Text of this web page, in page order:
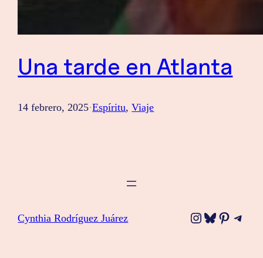
Una tarde en Atlanta
14 febrero, 2025·Espíritu, Viaje
Cynthia Rodríguez Juárez Instagram
Bluesky